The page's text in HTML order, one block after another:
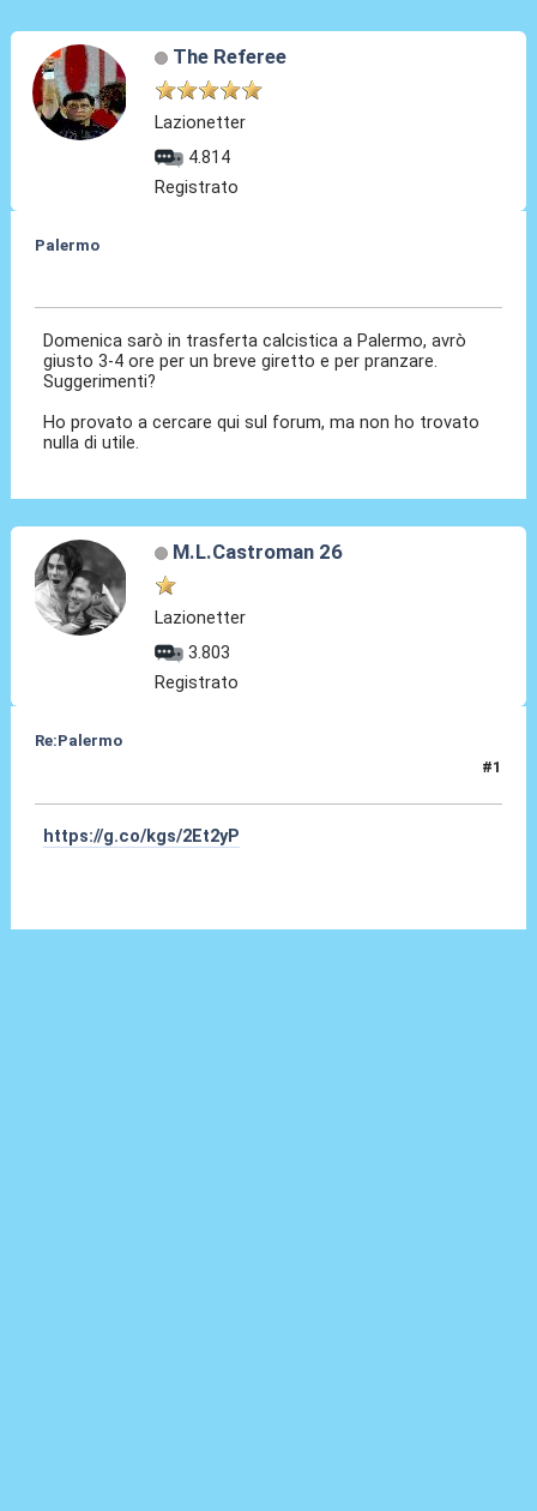
The Referee
Lazionetter
4.814
Registrato
Palermo
Domenica sarò in trasferta calcistica a Palermo, avrò
giusto 3-4 ore per un breve giretto e per pranzare.
Suggerimenti?
Ho provato a cercare qui sul forum, ma non ho trovato
nulla di utile.
M.L.Castroman 26
Lazionetter
3.803
Registrato
Re:Palermo
#1
https://g.co/kgs/2Et2yP